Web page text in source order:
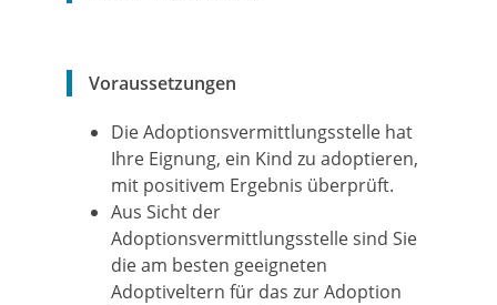
Voraussetzungen
Die Adoptionsvermittlungsstelle hat
Ihre Eignung, ein Kind zu adoptieren,
mit positivem Ergebnis überprüft.
Aus Sicht der
Adoptionsvermittlungsstelle sind Sie
die am besten geeigneten
Adoptiveltern für das zur Adoption